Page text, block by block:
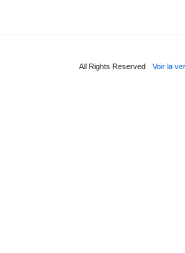
All Rights Reserved Voir la